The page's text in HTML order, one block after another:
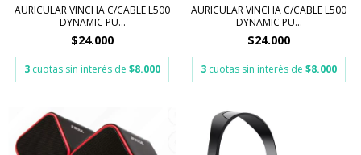
AURICULAR VINCHA C/CABLE L500
DYNAMIC PU...
$24.000
3 cuotas sin interés de $8.000
AURICULAR VINCHA C/CABLE L500
DYNAMIC PU...
$24.000
3 cuotas sin interés de $8.000